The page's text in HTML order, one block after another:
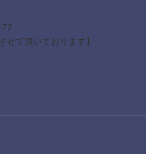
せて頂いております】